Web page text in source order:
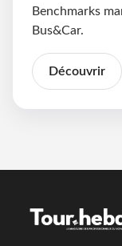
Benchmarks
Bus&Car.
Découvrir